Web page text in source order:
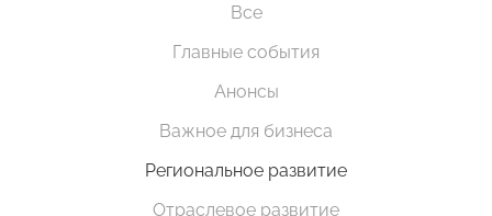
Все
Главные события
Анонсы
Важное для бизнеса
Региональное развитие
Отраслевое развитие